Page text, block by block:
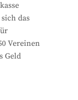
das
Vereinen
Geld